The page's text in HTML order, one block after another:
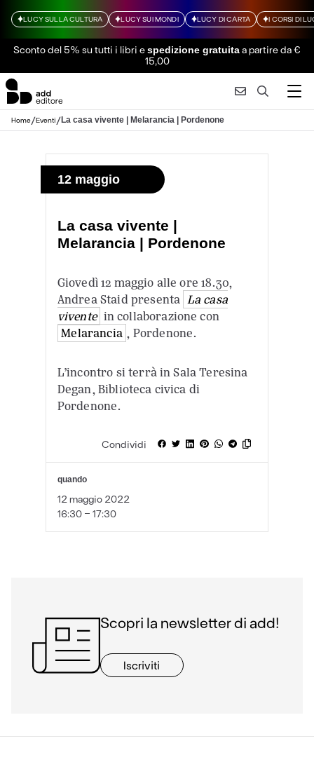
LUCY SULLA CULTURA LUCY SUI MONDI LUCY DI CARTA I CORSI DI
Sconto del 5% su tutti i libri espedizione gratuitaa partire da €
15,00
Home/Eventi/La casa vivente | Melarancia | Pordenone
12 maggio
La casa vivente |
Melarancia | Pordenone
Giovedì 12 maggio alle ore 18.30,
Andrea Staid presenta La casa
vivente in collaborazione con
Melarancia , Pordenone.
L’incontro si terrà in Sala Teresina
Degan, Biblioteca civica di
Pordenone.
Condividi
quando
12 maggio 2022
16:30 - 17:30
Scopri la newsletter di add!
Iscriviti